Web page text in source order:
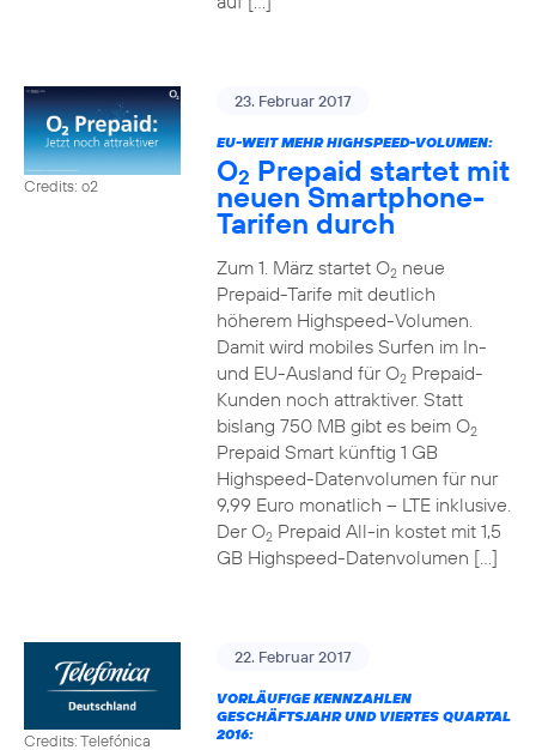
Credits: o2
23. Februar 2017
EU-WEIT MEHR HIGHSPEED-VOLUMEN:
O2 Prepaid startet mit
neuen Smartphone-
Tarifen durch
Zum 1. März startet O2neue
Prepaid-Tarife mit deutlich
höherem Highspeed-Volumen.
Damit wird mobiles Surfen im In-
und EU-Ausland für O2Prepaid-
Kunden noch attraktiver. Statt
bislang 750 MB gibt es beim O2
Prepaid Smart künftig 1 GB
Highspeed-Datenvolumen für nur
9,99 Euro monatlich – LTE inklusive.
Der O2Prepaid All-in kostet mit 1,5
GB Highspeed-Datenvolumen […]
Credits: Telefónica
22. Februar 2017
VORLÄUFIGE KENNZAHLEN
GESCHÄFTSJAHR UND VIERTES QUARTAL
2016: